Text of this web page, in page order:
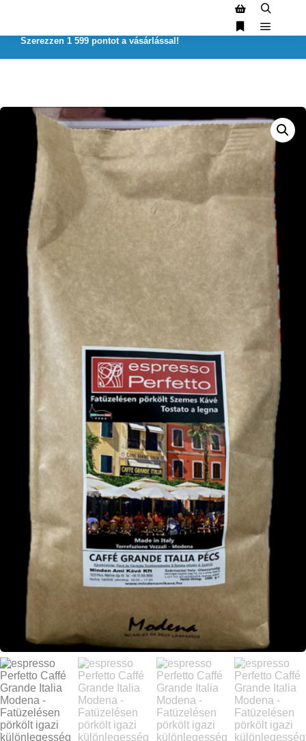
Szerezzen 1 599 pontot a vásárlással!